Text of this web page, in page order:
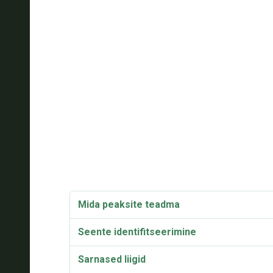
Mida peaksite teadma
Seente identifitseerimine
Sarnased liigid